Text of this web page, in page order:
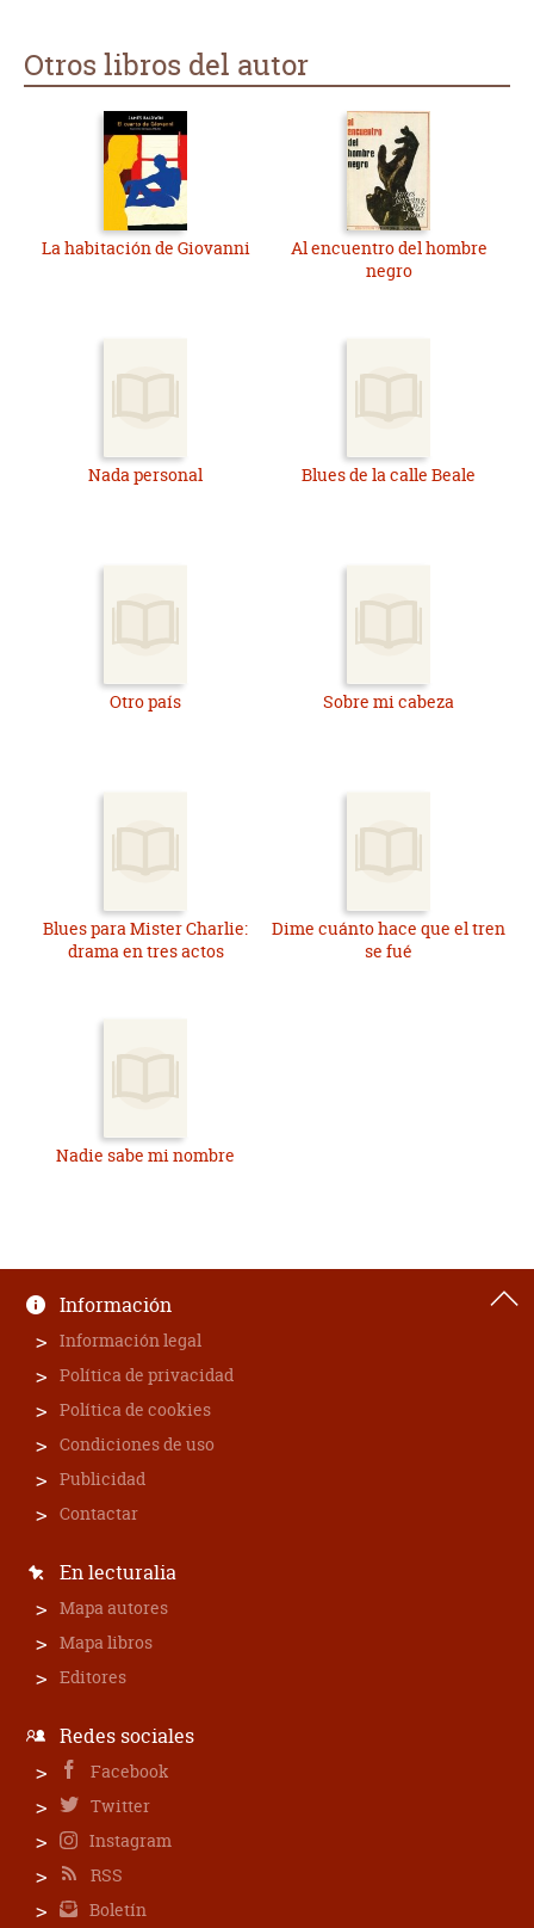
Otros libros del autor
La habitación de Giovanni
Al encuentro del hombre
negro
Nada personal Blues de la calle Beale
Otro país Sobre mi cabeza
Blues para Mister Charlie:
drama en tres actos
Dime cuánto hace que el tren
se fué
Nadie sabe mi nombre
Información
Información legal
Política de privacidad
Política de cookies
Condiciones de uso
Publicidad
Contactar
En lecturalia
Mapa autores
Mapa libros
Editores
Redes sociales
Facebook
Twitter
Instagram
RSS
Boletín